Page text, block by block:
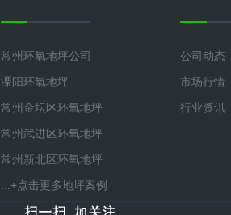
常州环氧地坪公司
溧阳环氧地坪
常州金坛区环氧地坪
常州武进区环氧地坪
常州新北区环氧地坪
...+点击更多地坪案例
公司动态
市场行情
行业资讯